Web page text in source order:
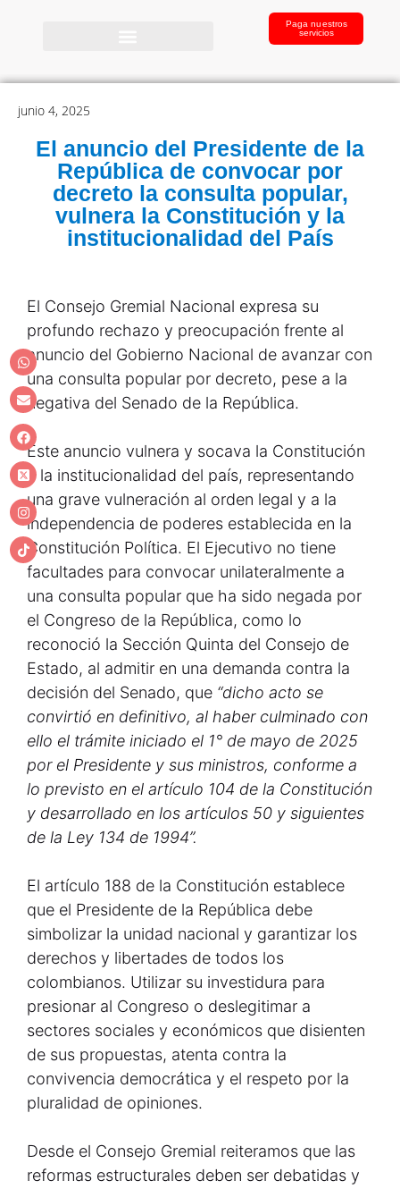
Paga nuestros
servicios
junio 4, 2025
El anuncio del Presidente de la
República de convocar por
decreto la consulta popular,
vulnera la Constitución y la
institucionalidad del País
El Consejo Gremial Nacional expresa su
profundo rechazo y preocupación frente al
anuncio del Gobierno Nacional de avanzar con
una consulta popular por decreto, pese a la
negativa del Senado de la República.
Este anuncio vulnera y socava la Constitución
y la institucionalidad del país, representando
una grave vulneración al orden legal y a la
independencia de poderes establecida en la
Constitución Política. El Ejecutivo no tiene
facultades para convocar unilateralmente a
una consulta popular que ha sido negada por
el Congreso de la República, como lo
reconoció la Sección Quinta del Consejo de
Estado, al admitir en una demanda contra la
decisión del Senado, que “dicho acto se
convirtió en definitivo, al haber culminado con
ello el trámite iniciado el 1° de mayo de 2025
por el Presidente y sus ministros, conforme a
lo previsto en el artículo 104 de la Constitución
y desarrollado en los artículos 50 y siguientes
de la Ley 134 de 1994”.
El artículo 188 de la Constitución establece
que el Presidente de la República debe
simbolizar la unidad nacional y garantizar los
derechos y libertades de todos los
colombianos. Utilizar su investidura para
presionar al Congreso o deslegitimar a
sectores sociales y económicos que disienten
de sus propuestas, atenta contra la
convivencia democrática y el respeto por la
pluralidad de opiniones.
Desde el Consejo Gremial reiteramos que las
reformas estructurales deben ser debatidas y